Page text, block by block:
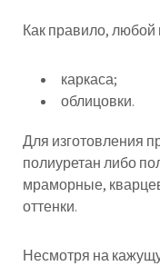
Как правило, любой
каркаса;
облицовки.
Для изготовления
полиуретан либо
мраморные,
оттенки.
Несмотря на